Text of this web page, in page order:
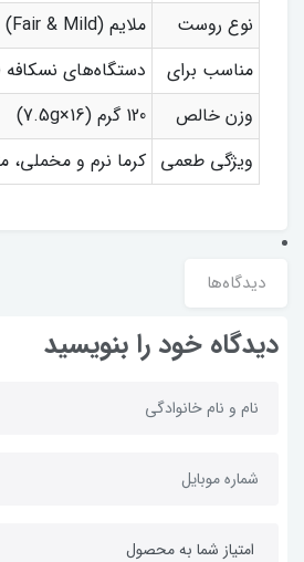
نوع روست
ملایم (Fair & Mild)
مناسب برای
دستگاه‌های نسکافه Dolce Gusto
وزن خالص
120 گرم (16×7.5g)
ویژگی طعمی کرما نرم و
دیدگاه‌ها
دیدگاه خود را بنویسید